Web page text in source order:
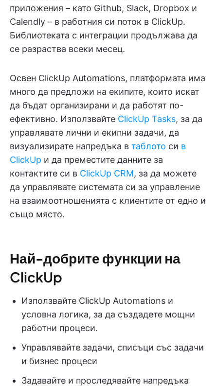
приложения – като Github, Slack, Dropbox и
Calendly – в работния си поток в ClickUp.
Библиотеката с интеграции продължава да
се разраства всеки месец.
Освен ClickUp Automations, платформата има
много да предложи на екипите, които искат
да бъдат организирани и да работят по-
ефективно. Използвайте ClickUp Tasks, за да
управлявате лични и екипни задачи, да
визуализирате напредъка в таблото си в
ClickUp и да преместите данните за
контактите си в ClickUp CRM, за да можете
да управлявате системата си за управление
на взаимоотношенията с клиентите от едно и
също място.
Най-добрите функции на
ClickUp
Използвайте ClickUp Automations и
условна логика, за да създадете мощни
работни процеси.
Управлявайте задачи, списъци със задачи
и бизнес процеси
Задавайте и проследявайте напредъка